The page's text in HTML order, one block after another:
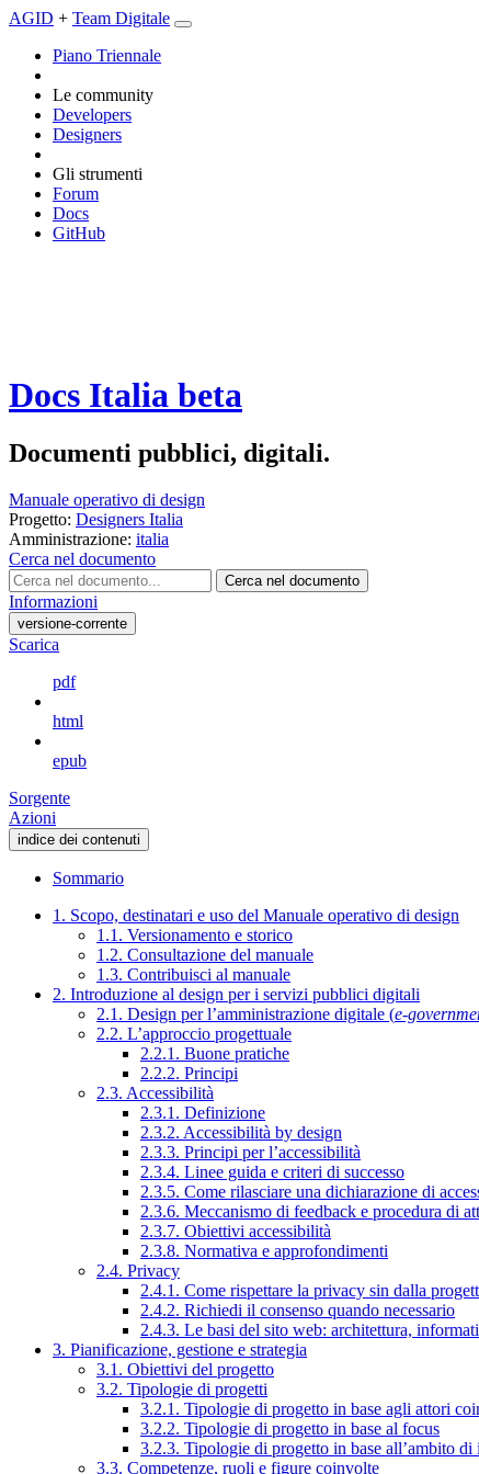
AGID + Team Digitale
Piano Triennale
Le community
Developers
Designers
Gli strumenti
Forum
Docs
GitHub
Docs Italia beta
Documenti pubblici, digitali.
Manuale operativo di design
Progetto: Designers Italia
Amministrazione: italia
Cerca nel documento
Cerca nel documento
Informazioni
versione-corrente
Scarica
pdf
html
epub
Sorgente
Azioni
indice dei contenuti
Sommario
1. Scopo, destinatari e uso del Manuale operativo di design
1.1. Versionamento e storico
1.2. Consultazione del manuale
1.3. Contribuisci al manuale
2. Introduzione al design per i servizi pubblici digitali
2.1. Design per l’amministrazione digitale (e-
2.2. L’approccio progettuale
2.2.1. Buone pratiche
2.2.2. Principi
2.3. Accessibilità
2.3.1. Definizione
2.3.2. Accessibilità by design
2.3.3. Principi per l’accessibilità
2.3.4. Linee guida e criteri di successo
2.3.5. Come rilasciare una dichiarazione di
2.3.6. Meccanismo di feedback e procedura di
2.3.7. Obiettivi accessibilità
2.3.8. Normativa e approfondimenti
2.4. Privacy
2.4.1. Come rispettare la privacy sin dalla
2.4.2. Richiedi il consenso quando necessario
2.4.3. Le basi del sito web: architettura,
3. Pianificazione, gestione e strategia
3.1. Obiettivi del progetto
3.2. Tipologie di progetti
3.2.1. Tipologie di progetto in base agli attori
3.2.2. Tipologie di progetto in base al focus
3.2.3. Tipologie di progetto in base all’ambito di
3.3. Competenze, ruoli e figure coinvolte